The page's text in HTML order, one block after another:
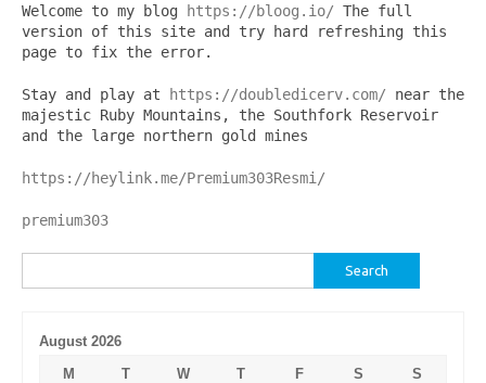
Welcome to my blog https://bloog.io/ The full
version of this site and try hard refreshing this
page to fix the error.
Stay and play at https://doubledicerv.com/ near the
majestic Ruby Mountains, the Southfork Reservoir
and the large northern gold mines
https://heylink.me/Premium303Resmi/
premium303
for:
August 2026
M
T W T F S
S